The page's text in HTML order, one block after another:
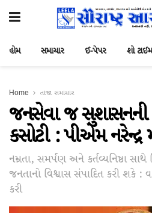
હોમ સમાચાર ઈ-પેપર શો
Home તાજા સમાચાર
જનસેવા જ સુશાસનની
કસોટી : પીએમ નરેન્દ્ર
નમ્રતા, સમર્પણ અને કર્તવ્યનિષ્ઠા સાથે
જનતાનો વિશ્વાસ સંપાદિત કરી શકે :
કરી